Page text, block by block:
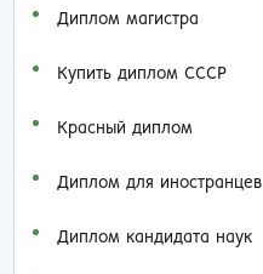
Диплом магистра
Купить диплом СССР
Красный диплом
Диплом для иностранцев
Диплом кандидата наук